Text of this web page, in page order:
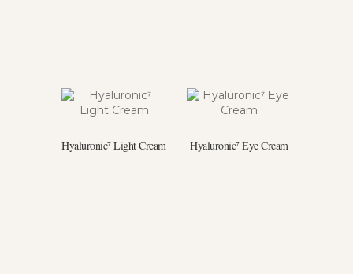
Hyaluronic⁷ Light Cream Hyaluronic⁷ Eye Cream